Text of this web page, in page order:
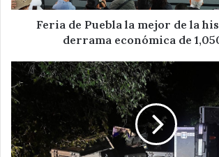
dejó
derrama
1,050
mdp
Feria de Puebla la mejor de la
derrama económica de
Recupera
Fiscalía
equipo
audio
robado